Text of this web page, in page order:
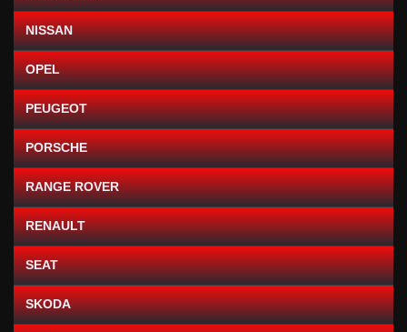
NISSAN
OPEL
PEUGEOT
PORSCHE
RANGE ROVER
RENAULT
SEAT
SKODA